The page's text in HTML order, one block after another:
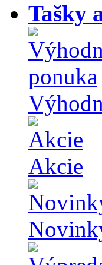
Tašky
Akcie